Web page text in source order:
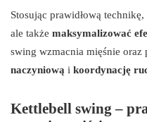
Stosując prawidłową
ale także maksymalizować
swing wzmacnia mięśnie oraz
naczyniową i koordynację
Kettlebell swing –